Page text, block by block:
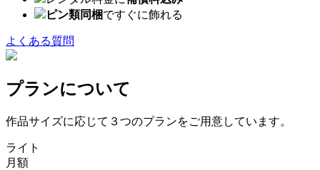
ピン類同梱ですぐに飾れる
よくある質問
プランについて
作品サイズに応じて３つのプランをご用意しています。
ライト
月額